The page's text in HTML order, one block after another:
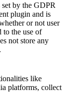
by the GDPR
plugin and is
or not user
to the use of
not store any
like
platforms, collect